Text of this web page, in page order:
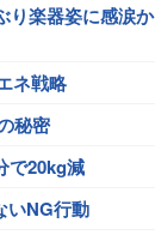
り楽器姿に感涙か
ネ戦略
秘密
で20kg減
いNG行動